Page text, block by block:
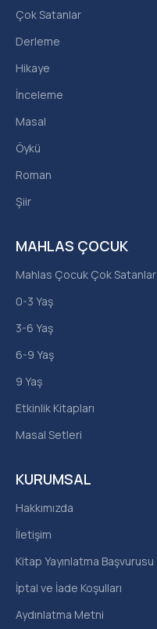
KURUMSAL
Hakkımızda
İletişim
Kitap Yayınlatma Başvurusu
İptal ve İade Koşulları
Aydınlatma Metni
MAHLAS ÇOCUK
Mahlas Çocuk Çok Satanlar
0-3 Yaş
3-6 Yaş
6-9 Yaş
9 Yaş
Etkinlik Kitapları
Masal Setleri
Çok Satanlar
Derleme
Hikaye
İnceleme
Masal
Öykü
Roman
Şiir